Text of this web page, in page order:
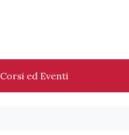
Corsi ed Eventi